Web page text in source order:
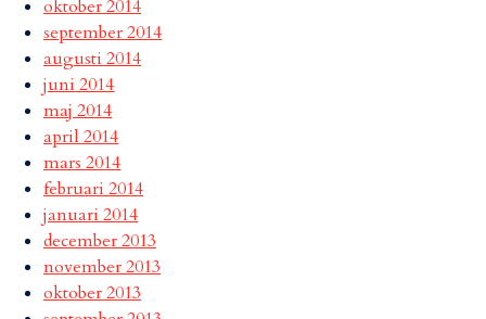
oktober 2014
september 2014
augusti 2014
juni 2014
maj 2014
april 2014
mars 2014
februari 2014
januari 2014
december 2013
november 2013
oktober 2013